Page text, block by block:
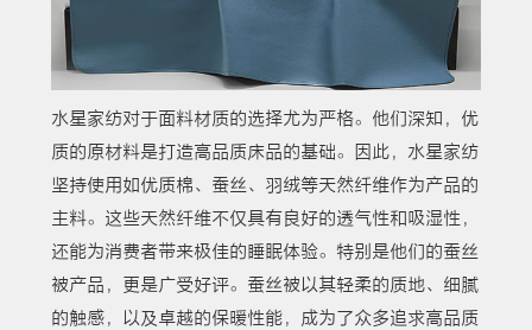
水星家纺对于面料材质的选择尤为严格。他们深知，优
质的原材料是打造高品质床品的基础。因此，水星家纺
坚持使用如优质棉、蚕丝、羽绒等天然纤维作为产品的
主料。这些天然纤维不仅具有良好的透气性和吸湿性，
还能为消费者带来极佳的睡眠体验。特别是他们的蚕丝
被产品，更是广受好评。蚕丝被以其轻柔的质地、细腻
的触感，以及卓越的保暖性能，成为了众多追求高品质